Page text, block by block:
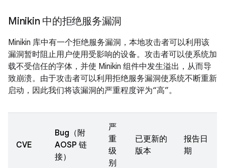
Minikin 中的拒绝服务漏洞
Minikin 库中有一个拒绝服务漏洞，本地攻击者可以利用该
漏洞暂时阻止用户使用受影响的设备。攻击者可以使系统加
载不受信任的字体，并使 Minikin 组件中发生溢出，从而导
致崩溃。由于攻击者可以利用拒绝服务漏洞使系统不断重新
启动，因此我们将该漏洞的严重程度评为“高”。
CVE
Bug（附
AOSP 链
接）
严
重
级
别
已更新的
版本
报告日
期